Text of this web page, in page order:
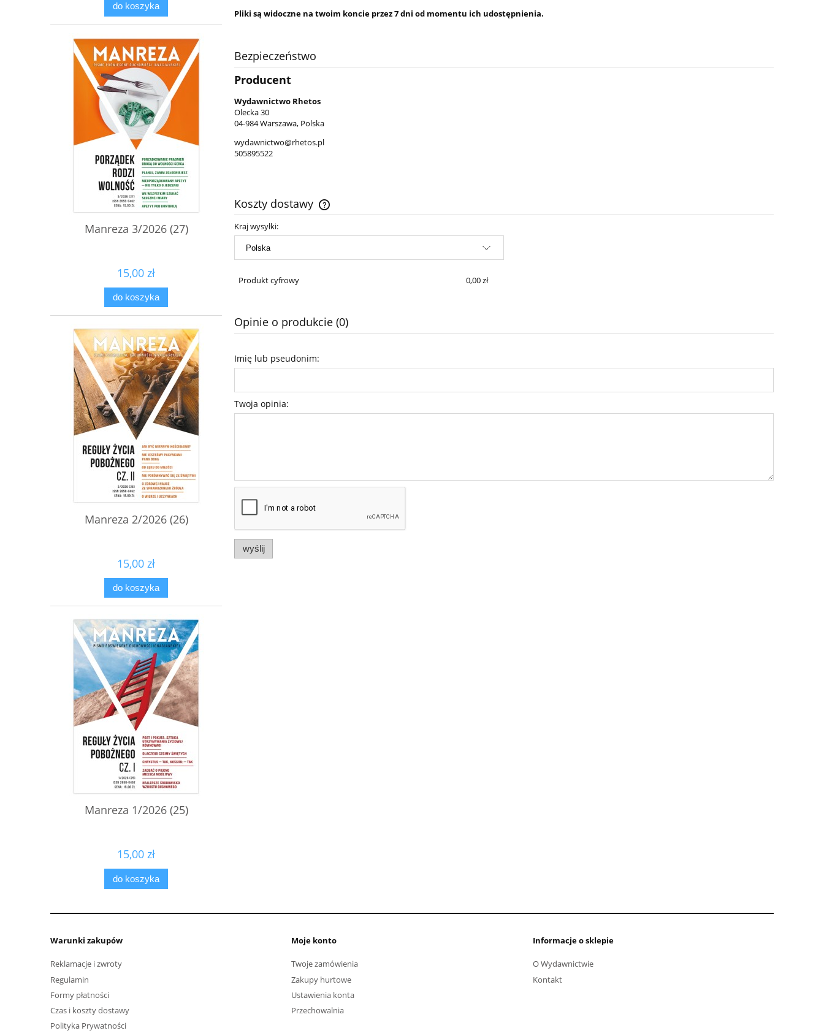
do koszyka
Manreza 3/2026 (27)
15,00 zł
do koszyka
Manreza 2/2026 (26)
15,00 zł
do koszyka
Manreza 1/2026 (25)
15,00 zł
do koszyka
Pliki są widoczne na twoim koncie przez 7 dni od momentu ich udostępnienia.
Bezpieczeństwo
Producent
Wydawnictwo Rhetos
Olecka 30
04-984 Warszawa, Polska
wydawnictwo@rhetos.pl
505895522
Koszty dostawy
Cena nie zawiera ewentualnych kosztów
Kraj wysyłki:
Produkt cyfrowy 0,00 zł
Opinie o produkcie (0)
Imię lub pseudonim:
Twoja opinia:
wyślij
Warunki zakupów
Reklamacje i zwroty
Regulamin
Formy płatności
Czas i koszty dostawy
Polityka Prywatności
Moje konto
Twoje zamówienia
Zakupy hurtowe
Ustawienia konta
Przechowalnia
Informacje o sklepie
O Wydawnictwie
Kontakt